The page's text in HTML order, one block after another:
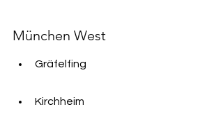
München West
Gräfelfing
Kirchheim